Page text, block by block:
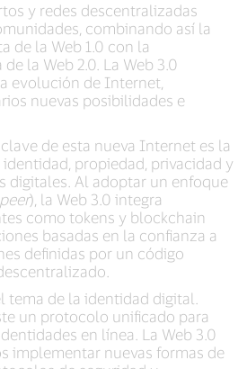
y redes descentralizadas
combinando así la
de la Web 1.0 con la
la Web 2.0. La Web 3.0
evolución de Internet,
nuevas posibilidades e
de esta nueva Internet es la
propiedad, privacidad y
digitales. Al adoptar un enfoque
), la Web 3.0 integra
como tokens y blockchain
basadas en la confianza a
definidas por un código
tema de la identidad digital.
un protocolo unificado para
en línea. La Web 3.0
implementar nuevas formas de